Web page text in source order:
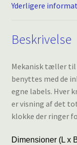
Yderligere
Beskrivelse
Mekanisk tæller til
benyttes med de
egne labels. Hver
er visning af det
klokke der ringer
Dimensioner (L x